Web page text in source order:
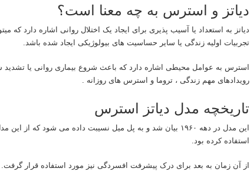
دیاتز و استرس به چه معنا است؟
دیاتز به استعداد یا آسیب پذیری برای ایجاد یک اختلال روانی اشاره دارد که
تجربیات اولیه زندگی یا سایر حساسیت های بیولوژیکی ایجاد شده باشد.
استرس به عوامل محیطی اشاره دارد که باعث شروع بیماری روانی یا
رویدادهای مهم زندگی ، تروما و استرس های روزانه .
تاریخچه مدل دیاتز استرس
این مدل در دهه ۱۹۶۰ بیان شد و به پل میل نسیبت داده می شود که
استفاده کرده بود.
از آن زمان به بعد برای درک پیشرفت افسردگی نیز مورد استفاده قرار گرفت.